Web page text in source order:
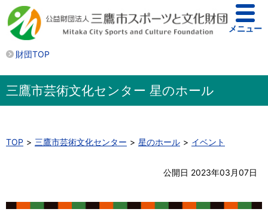
財団TOP
メニュー
三鷹市芸術文化センター 星のホール
TOP 三鷹市芸術文化センター 星のホール イベント
公開日 2023年03月07日